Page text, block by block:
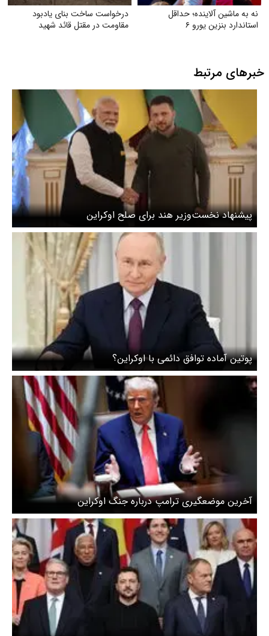
نه به ماشین آلاینده؛ حداقل
استاندارد بنزین یورو ۶
درخواست ساخت بنای یادبود
مقاومت در مقتل قائد شهید
خبرهای مرتبط
پیشنهاد نخست‌وزیر هند برای صلح اوکراین
پوتین آماده توافق دائمی با اوکراین؟
آخرین موضعگیری ترامپ درباره جنگ اوکراین